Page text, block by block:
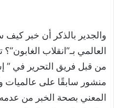
والجدير بالذكر أن خبر
العالمي بـ”انقلاب
منشور سابقًا على عالميات
المعني بصحة الخبر من